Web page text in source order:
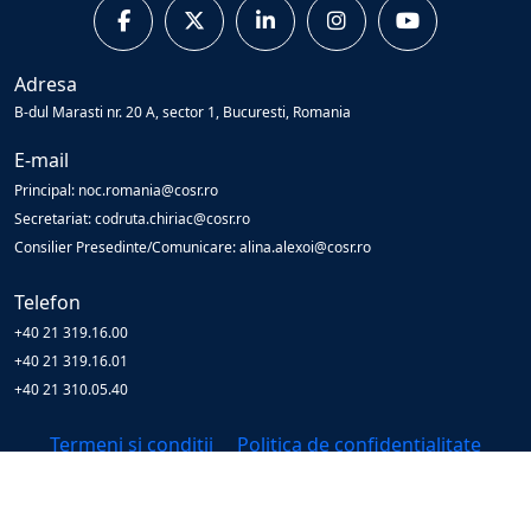
Adresa
B-dul Marasti nr. 20 A, sector 1, Bucuresti, Romania
E-mail
Principal: noc.romania@cosr.ro
Secretariat: codruta.chiriac@cosr.ro
Consilier Presedinte/Comunicare: alina.alexoi@cosr.ro
Telefon
+40 21 319.16.00
+40 21 319.16.01
+40 21 310.05.40
Termeni și condiții
Politica de confidențialitate